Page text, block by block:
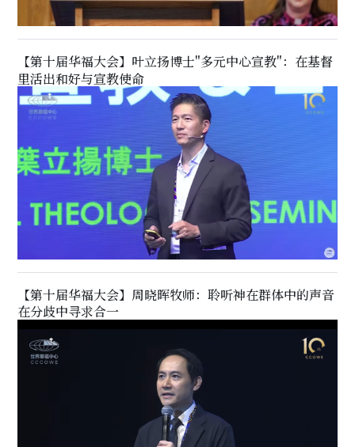
【第十届华福大会】叶立扬博士"多元中心宣教"：在基督
里活出和好与宣教使命
【第十届华福大会】周晓晖牧师：聆听神在群体中的声音
在分歧中寻求合一